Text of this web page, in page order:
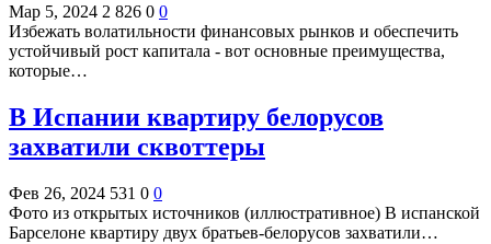
Мар 5, 2024 2 826 0 0
Избежать волатильности финансовых рынков и обеспечить
устойчивый рост капитала - вот основные преимущества,
которые…
В Испании квартиру белорусов
захватили сквоттеры
Фев 26, 2024 531 0 0
Фото из открытых источников (иллюстративное) В испанской
Барселоне квартиру двух братьев-белорусов захватили…